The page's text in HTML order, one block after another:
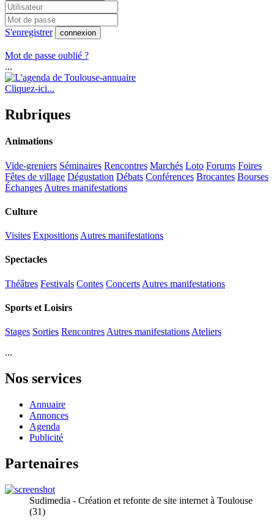
S'enregistrer connexion
Mot de passe oublié ?
...
Cliquez-ici...
Rubriques
Animations
Vide-greniers Séminaires Rencontres Marchés Loto Forums Foires
Fêtes de village Dégustation Débats Conférences Brocantes Bourses
Échanges Autres manifestations
Culture
Visites Expositions Autres manifestations
Spectacles
Théâtres Festivals Contes Concerts Autres manifestations
Sports et Loisirs
Stages Sorties Rencontres Autres manifestations Ateliers
...
Nos services
Annuaire
Annonces
Agenda
Publicité
Partenaires
Sudimedia - Création et refonte de site internet à Toulouse
(31)